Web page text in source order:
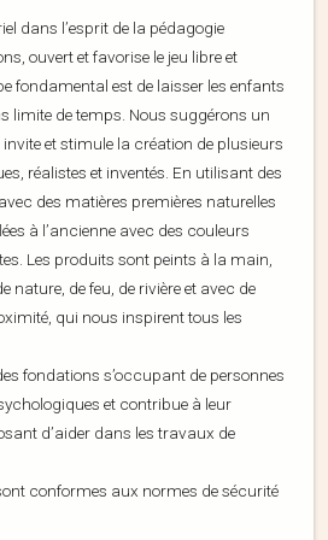
dans l’esprit de la pédagogie
ouvert et favorise le jeu libre et
fondamental est de laisser les enfants
limite de temps. Nous suggérons un
et stimule la création de plusieurs
réalistes et inventés. En utilisant des
des matières premières naturelles
à l’ancienne avec des couleurs
Les produits sont peints à la main,
nature, de feu, de rivière et avec de
qui nous inspirent tous les
fondations s’occupant de personnes
et contribue à leur
d’aider dans les travaux de
conformes aux normes de sécurité